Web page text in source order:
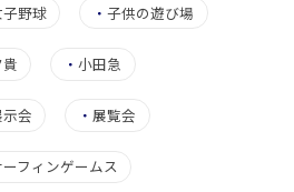
野球 ・子供の遊び場
・小田急
会 ・展覧会
フィンゲームス